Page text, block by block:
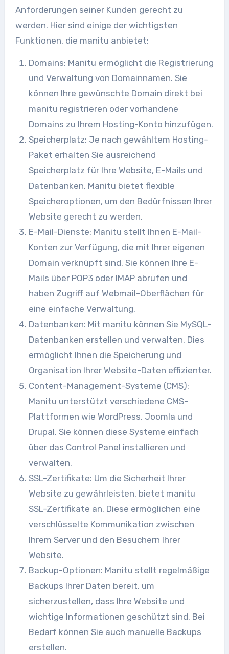
Anforderungen seiner Kunden gerecht zu
werden. Hier sind einige der wichtigsten
Funktionen, die manitu anbietet:
Domains: Manitu ermöglicht die Registrierung
und Verwaltung von Domainnamen. Sie
können Ihre gewünschte Domain direkt bei
manitu registrieren oder vorhandene
Domains zu Ihrem Hosting-Konto hinzufügen.
Speicherplatz: Je nach gewähltem Hosting-
Paket erhalten Sie ausreichend
Speicherplatz für Ihre Website, E-Mails und
Datenbanken. Manitu bietet flexible
Speicheroptionen, um den Bedürfnissen Ihrer
Website gerecht zu werden.
E-Mail-Dienste: Manitu stellt Ihnen E-Mail-
Konten zur Verfügung, die mit Ihrer eigenen
Domain verknüpft sind. Sie können Ihre E-
Mails über POP3 oder IMAP abrufen und
haben Zugriff auf Webmail-Oberflächen für
eine einfache Verwaltung.
Datenbanken: Mit manitu können Sie MySQL-
Datenbanken erstellen und verwalten. Dies
ermöglicht Ihnen die Speicherung und
Organisation Ihrer Website-Daten effizienter.
Content-Management-Systeme (CMS):
Manitu unterstützt verschiedene CMS-
Plattformen wie WordPress, Joomla und
Drupal. Sie können diese Systeme einfach
über das Control Panel installieren und
verwalten.
SSL-Zertifikate: Um die Sicherheit Ihrer
Website zu gewährleisten, bietet manitu
SSL-Zertifikate an. Diese ermöglichen eine
verschlüsselte Kommunikation zwischen
Ihrem Server und den Besuchern Ihrer
Website.
Backup-Optionen: Manitu stellt regelmäßige
Backups Ihrer Daten bereit, um
sicherzustellen, dass Ihre Website und
wichtige Informationen geschützt sind. Bei
Bedarf können Sie auch manuelle Backups
erstellen.